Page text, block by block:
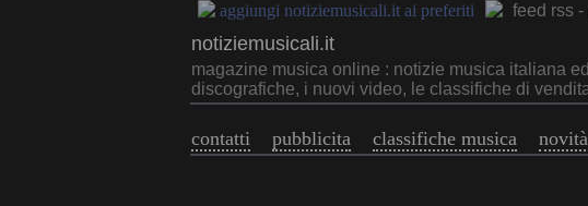
aggiungi notiziemusicali.it ai preferiti feed rss
notiziemusicali.it
magazine musica online : notizie musica italiana
discografiche, i nuovi video, le classifiche di
contatti pubblicita classifiche musica